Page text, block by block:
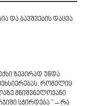
და ბავშვების დაცვა
ზეპირად უნდა
რომელიც
მნიშვნელოვანი
სჭირდება ” – რა